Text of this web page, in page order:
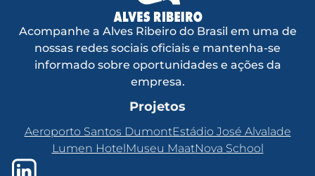
Acompanhe a Alves Ribeiro do Brasil em uma de
nossas redes sociais oficiais e mantenha-se
informado sobre oportunidades e ações da
empresa.
Projetos
Aeroporto Santos DumontEstádio José Alvalade
Lumen Hotel Museu MaatNova School